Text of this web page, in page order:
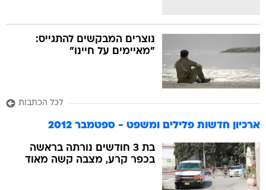
נוצרים המבקשים להתגייס:
"מאיימים על חיינו"
לכל הכתבות
ארכיון חדשות פלילים ומשפט - ספטמבר 2012
בת 3 חודשים נורתה בראשה
בכפר קרע, מצבה קשה מאוד